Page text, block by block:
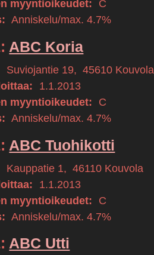
myyntioikeudet:
C
Anniskelu/max. 4.7%
ABC Koria
Suviojantie 19, 45610 Kouvola
1.1.2013
myyntioikeudet:
C
Anniskelu/max. 4.7%
ABC Tuohikotti
Kauppatie 1, 46110 Kouvola
1.1.2013
myyntioikeudet:
C
Anniskelu/max. 4.7%
ABC Utti